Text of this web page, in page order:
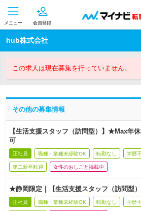
メニュー 会員登録
hub株式会社
この求人は現在募集を行っていません。
その他の募集情報
【生活支援スタッフ（訪問型）】★Max年
可
正社員 職種・業種未経験OK 転勤なし 学歴
第二新卒歓迎 女性のおしごと掲載中
★静岡限定｜【生活支援スタッフ（訪問型
正社員 職種・業種未経験OK 転勤なし 学歴